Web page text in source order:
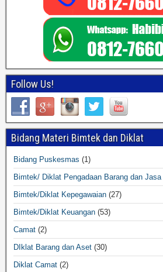
Follow Us!
Bidang Materi Bimtek dan Diklat
Bidang Puskesmas (1)
Bimtek/ Diklat Pengadaan Barang dan Jasa
Bimtek/Diklat Kepegawaian (27)
Bimtek/Diklat Keuangan (53)
Camat (2)
DIklat Barang dan Aset (30)
Diklat Camat (2)